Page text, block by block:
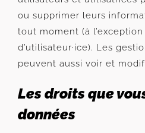
ou supprimer leurs
tout moment (à
d’utilisateur·ice). Les
peuvent aussi voir et
Les droits que
données